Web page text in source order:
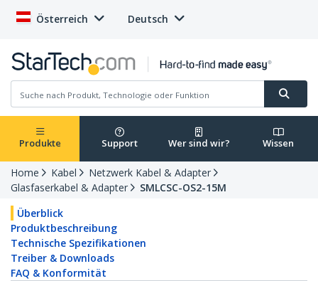
Österreich Deutsch
Produkte Support Wer sind wir? Wissen
Home Kabel
Netzwerk Kabel & Adapter
Glasfaserkabel & Adapter
SMLCSC-OS2-15M
Überblick
Produktbeschreibung
Technische Spezifikationen
Treiber & Downloads
FAQ & Konformität